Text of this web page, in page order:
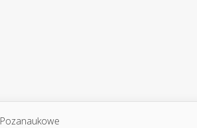
Pozanaukowe